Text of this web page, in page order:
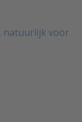
natuurlijk voor